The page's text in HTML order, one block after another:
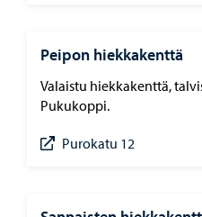
Peipon hiekkakenttä
Valaistu hiekkakenttä,
Pukukoppi.
Purokatu 12